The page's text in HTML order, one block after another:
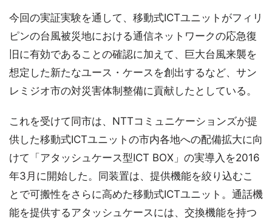
今回の実証実験を通して、移動式ICTユニットがフィリ
ピンの台風被災地における通信ネットワークの応急復
旧に有効であることの確認に加えて、巨大台風来襲を
想定した新たなユース・ケースを創出するなど、サン
レミジオ市の対災害体制整備に貢献したとしている。
これを受けて同市は、NTTコミュニケーションズが提
供した移動式ICTユニットの市内各地への配備拡大に向
けて「アタッシュケース型ICT BOX」の実導入を2016
年3月に開始した。同装置は、提供機能を絞り込むこ
とで可搬性をさらに高めた移動式ICTユニット。通話機
能を提供するアタッシュケースには、交換機能を持つ